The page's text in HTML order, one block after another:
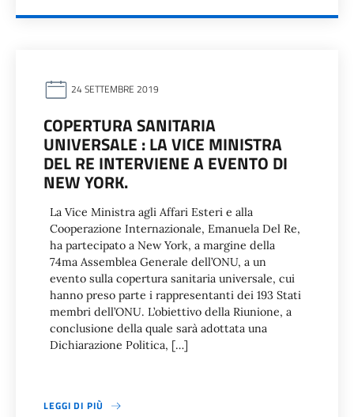
24 SETTEMBRE 2019
COPERTURA SANITARIA
UNIVERSALE : LA VICE MINISTRA
DEL RE INTERVIENE A EVENTO DI
NEW YORK.
La Vice Ministra agli Affari Esteri e alla
Cooperazione Internazionale, Emanuela Del Re,
ha partecipato a New York, a margine della
74ma Assemblea Generale dell’ONU, a un
evento sulla copertura sanitaria universale, cui
hanno preso parte i rappresentanti dei 193 Stati
membri dell’ONU. L’obiettivo della Riunione, a
conclusione della quale sarà adottata una
Dichiarazione Politica, […]
LEGGI DI PIÙ